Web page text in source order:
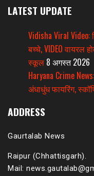
LATEST UPDATE
Vidisha Viral
बच्चे, VIDEO वायरल
स्कूल 8 अगस्त 2026
Haryana Crime
अंधाधुंध फायरिंग,
ADDRESS
Gaurtalab News
Raipur (Chhattisgarh).
Mail: